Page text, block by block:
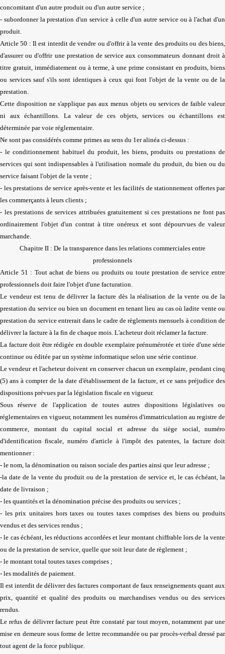
concomitant d'un autre produit ou d'un autre service ;
- subordonner la prestation d'un service à celle d'un autre service ou à l'achat d'un
produit.
Article 50 : Il est interdit de vendre ou d'offrir à la vente des produits ou des biens,
d'assurer ou d'offrir une prestation de service aux consommateurs donnant droit à
titre gratuit, immédiatement ou à terme, à une prime consistant en produits, biens
ou services sauf s'ils sont identiques à ceux qui font l'objet de la vente ou de la
prestation.
Cette disposition ne s'applique pas aux menus objets ou services de faible valeur
ni aux échantillons. La valeur de ces objets, services ou échantillons est
déterminée par voie réglementaire.
Ne sont pas considérés comme primes au sens du 1er alinéa ci-dessus :
- le conditionnement habituel du produit, les biens, produits ou prestations de
services qui sont indispensables à l'utilisation normale du produit, du bien ou du
service faisant l'objet de la vente ;
- les prestations de service après-vente et les facilités de stationnement offertes par
les commerçants à leurs clients ;
- les prestations de services attribuées gratuitement si ces prestations ne font pas
ordinairement l'objet d'un contrat à titre onéreux et sont dépourvues de valeur
marchande.
Chapitre II : De la transparence dans les relations commerciales entre
professionnels
Article 51 : Tout achat de biens ou produits ou toute prestation de service entre
professionnels doit faire l'objet d'une facturation.
Le vendeur est tenu de délivrer la facture dès la réalisation de la vente ou de la
prestation du service ou bien un document en tenant lieu au cas où ladite vente ou
prestation du service entrerait dans le cadre de règlements mensuels à condition de
délivrer la facture à la fin de chaque mois. L'acheteur doit réclamer la facture.
La facture doit être rédigée en double exemplaire prénumérotée et tirée d'une série
continue ou éditée par un système informatique selon une série continue.
Le vendeur et l'acheteur doivent en conserver chacun un exemplaire, pendant cinq
(5) ans à compter de la date d'établissement de la facture, et ce sans préjudice des
dispositions prévues par la législation fiscale en vigueur.
Sous réserve de l'application de toutes autres dispositions législatives ou
réglementaires en vigueur, notamment les numéros d'immatriculation au registre de
commerce, montant du capital social et adresse du siège social, numéro
d'identification fiscale, numéro d'article à l'impôt des patentes, la facture doit
mentionner :
- le nom, la dénomination ou raison sociale des parties ainsi que leur adresse ;
-la date de la vente du produit ou de la prestation de service et, le cas échéant, la
date de livraison ;
- les quantités et la dénomination précise des produits ou services ;
- les prix unitaires hors taxes ou toutes taxes comprises des biens ou produits
vendus et des services rendus ;
- le cas échéant, les réductions accordées et leur montant chiffrable lors de la vente
ou de la prestation de service, quelle que soit leur date de règlement ;
- le montant total toutes taxes comprises ;
- les modalités de paiement.
Il est interdit de délivrer des factures comportant de faux renseignements quant aux
prix, quantité et qualité des produits ou marchandises vendus ou des services
rendus.
Le refus de délivrer facture peut être constaté par tout moyen, notamment par une
mise en demeure sous forme de lettre recommandée ou par procès-verbal dressé par
tout agent de la force publique.